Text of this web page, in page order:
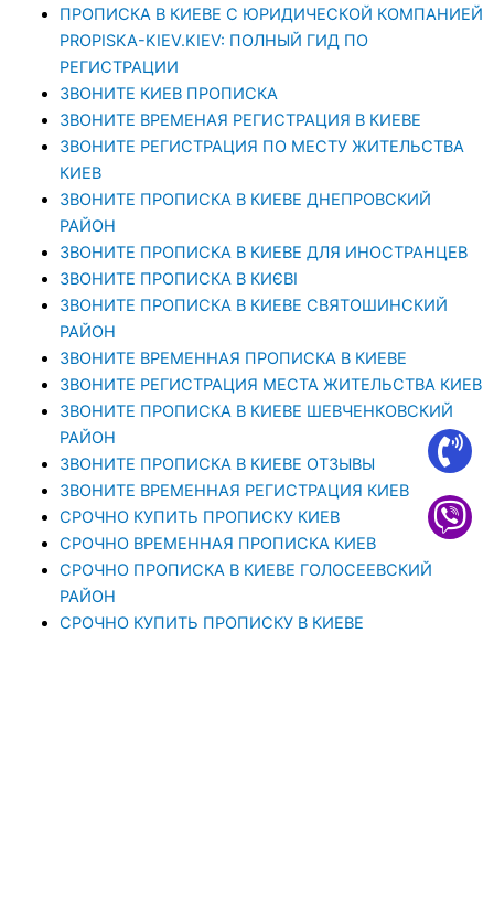
ПРОПИСКА В КИЕВЕ С ЮРИДИЧЕСКОЙ КОМПАНИЕЙ
PROPISKA-KIEV.KIEV: ПОЛНЫЙ ГИД ПО
РЕГИСТРАЦИИ
ЗВОНИТЕ КИЕВ ПРОПИСКА
ЗВОНИТЕ ВРЕМЕНАЯ РЕГИСТРАЦИЯ В КИЕВЕ
ЗВОНИТЕ РЕГИСТРАЦИЯ ПО МЕСТУ ЖИТЕЛЬСТВА
КИЕВ
ЗВОНИТЕ ПРОПИСКА В КИЕВЕ ДНЕПРОВСКИЙ
РАЙОН
ЗВОНИТЕ ПРОПИСКА В КИЕВЕ ДЛЯ ИНОСТРАНЦЕВ
ЗВОНИТЕ ПРОПИСКА В КИЄВІ
ЗВОНИТЕ ПРОПИСКА В КИЕВЕ СВЯТОШИНСКИЙ
РАЙОН
ЗВОНИТЕ ВРЕМЕННАЯ ПРОПИСКА В КИЕВЕ
ЗВОНИТЕ РЕГИСТРАЦИЯ МЕСТА ЖИТЕЛЬСТВА КИЕВ
ЗВОНИТЕ ПРОПИСКА В КИЕВЕ ШЕВЧЕНКОВСКИЙ
РАЙОН
ЗВОНИТЕ ПРОПИСКА В КИЕВЕ ОТЗЫВЫ
ЗВОНИТЕ ВРЕМЕННАЯ РЕГИСТРАЦИЯ КИЕВ
СРОЧНО КУПИТЬ ПРОПИСКУ КИЕВ
СРОЧНО ВРЕМЕННАЯ ПРОПИСКА КИЕВ
СРОЧНО ПРОПИСКА В КИЕВЕ ГОЛОСЕЕВСКИЙ
РАЙОН
СРОЧНО КУПИТЬ ПРОПИСКУ В КИЕВЕ